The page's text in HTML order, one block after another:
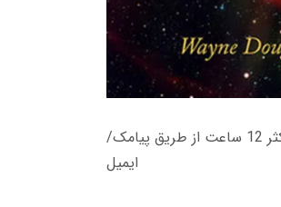
زمان تحویل کتاب های 600 هزار تومانی دانلود فوری از حساب کاربری می باشد، و زمان تحویل لینک دانلود کتاب های 500 هزار تومانی حداکثر 12 ساعت از طریق پیامک/
ایمیل